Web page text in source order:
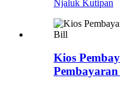
Njaluk Kutipan
Kios